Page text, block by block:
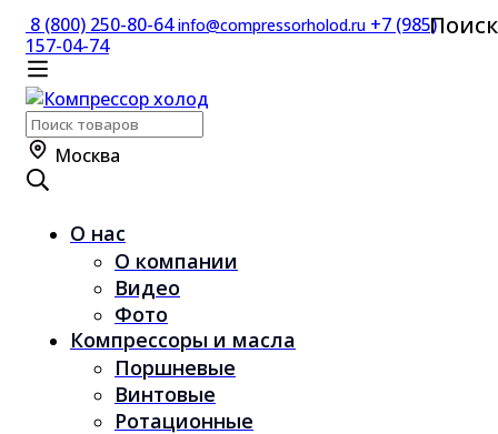
8 (800) 250-80-64info@compressorholod.ru +7 (985)
157-04-74
Поиск
по:
Поиск
Москва
О нас
О компании
Видео
Фото
Компрессоры и масла
Поршневые
Винтовые
Ротационные